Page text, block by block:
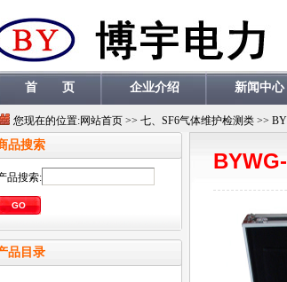
首 页 企业介绍 新闻中心
您现在的位置:网站首页 >> 七、 SF6气体维护检测类 >>
品搜索
品搜索:
品目录